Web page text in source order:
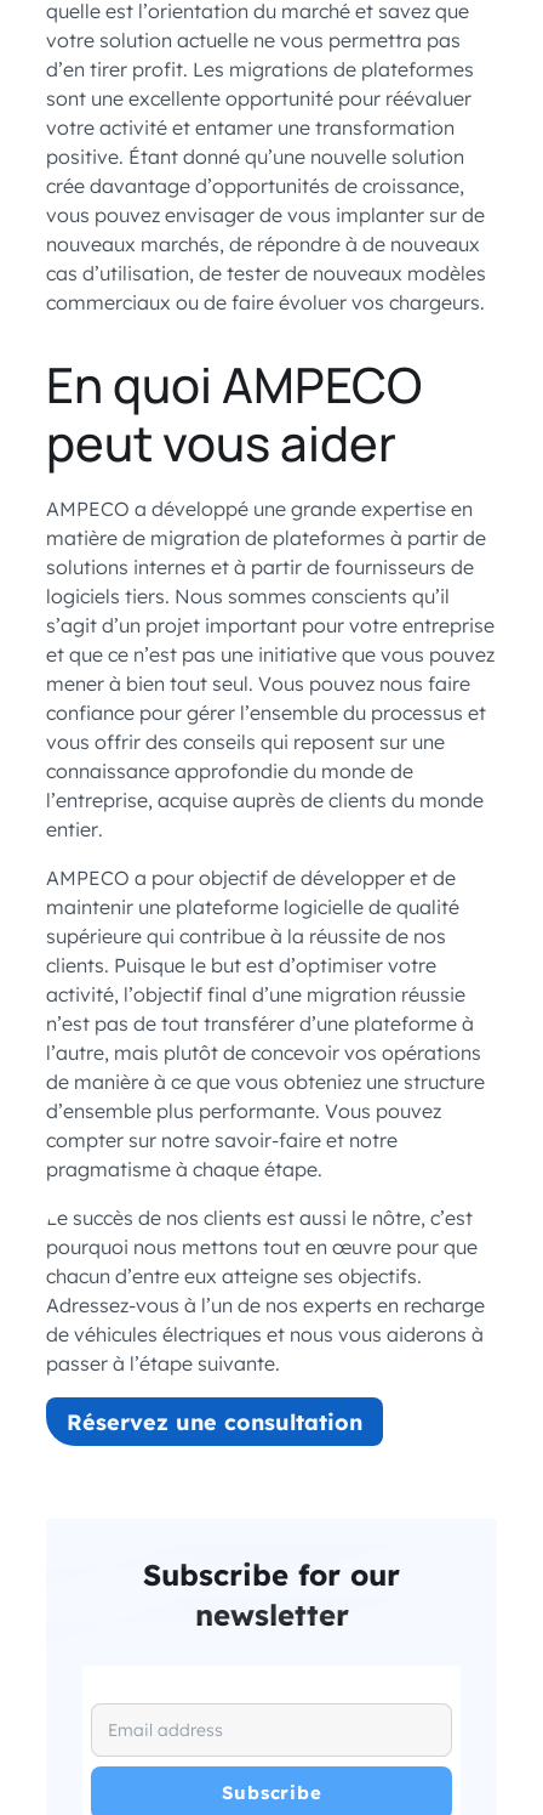
quelle est l’orientation du marché et savez que
votre solution actuelle ne vous permettra pas
d’en tirer profit. Les migrations de plateformes
sont une excellente opportunité pour réévaluer
votre activité et entamer une transformation
positive. Étant donné qu’une nouvelle solution
crée davantage d’opportunités de croissance,
vous pouvez envisager de vous implanter sur de
nouveaux marchés, de répondre à de nouveaux
cas d’utilisation, de tester de nouveaux modèles
commerciaux ou de faire évoluer vos chargeurs.
En quoi AMPECO
peut vous aider
AMPECO a développé une grande expertise en
matière de migration de plateformes à partir de
solutions internes et à partir de fournisseurs de
logiciels tiers. Nous sommes conscients qu’il
s’agit d’un projet important pour votre entreprise
et que ce n’est pas une initiative que vous pouvez
mener à bien tout seul. Vous pouvez nous faire
confiance pour gérer l’ensemble du processus et
vous offrir des conseils qui reposent sur une
connaissance approfondie du monde de
l’entreprise, acquise auprès de clients du monde
entier.
AMPECO a pour objectif de développer et de
maintenir une plateforme logicielle de qualité
supérieure qui contribue à la réussite de nos
clients. Puisque le but est d’optimiser votre
activité, l’objectif final d’une migration réussie
n’est pas de tout transférer d’une plateforme à
l’autre, mais plutôt de concevoir vos opérations
de manière à ce que vous obteniez une structure
d’ensemble plus performante. Vous pouvez
compter sur notre savoir-faire et notre
pragmatisme à chaque étape.
Le succès de nos clients est aussi le nôtre, c’est
pourquoi nous mettons tout en œuvre pour que
chacun d’entre eux atteigne ses objectifs.
Adressez-vous à l’un de nos experts en recharge
de véhicules électriques et nous vous aiderons à
passer à l’étape suivante.
Réservez une consultation
Subscribe for our
newsletter